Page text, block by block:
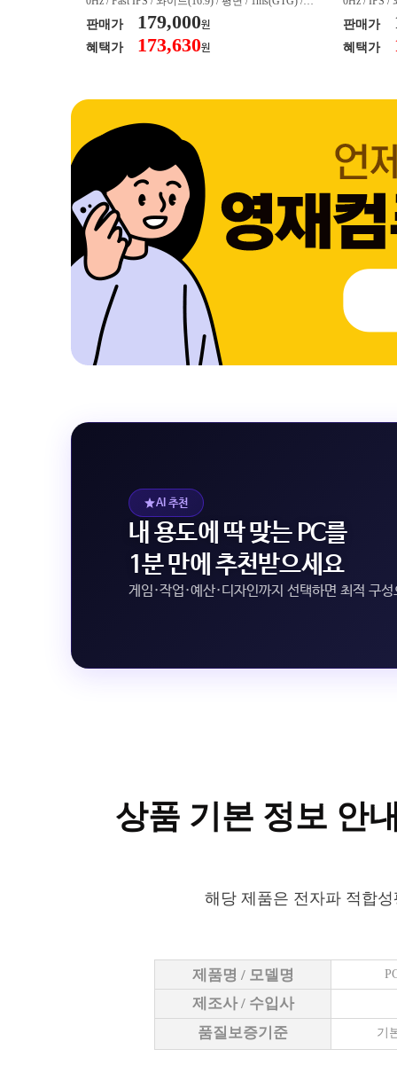
50nit / 1,000:1 / 헤드폰 아웃 / LED 조명 / 틸트(상
하) / 6kg / [색상영역] / sRGB:128% / Adobe RGB:8
5% / DCI-P3:91% / NTSC:90% / [게임특화] / 조준
판매가 179,000원
혜택가 173,630원
50nit /
하) / 4.9kg
80% / DCI-
판매가
혜택가
AI 추천
내 용도에 딱 맞는 PC를
1분 만에 추천받으세요
게임·작업·예산·디자인까지 선택하면 최적 구
상품 기본 정보 안
해당 제품은 전자파 적합
제품명 / 모델명
제조사 / 수입사
품질보증기준
기